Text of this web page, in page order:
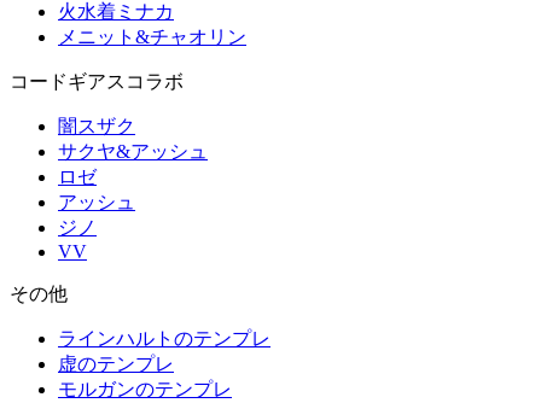
火水着ミナカ
メニット&チャオリン
コードギアスコラボ
闇スザク
サクヤ&アッシュ
ロゼ
アッシュ
ジノ
VV
その他
ラインハルトのテンプレ
虚のテンプレ
モルガンのテンプレ